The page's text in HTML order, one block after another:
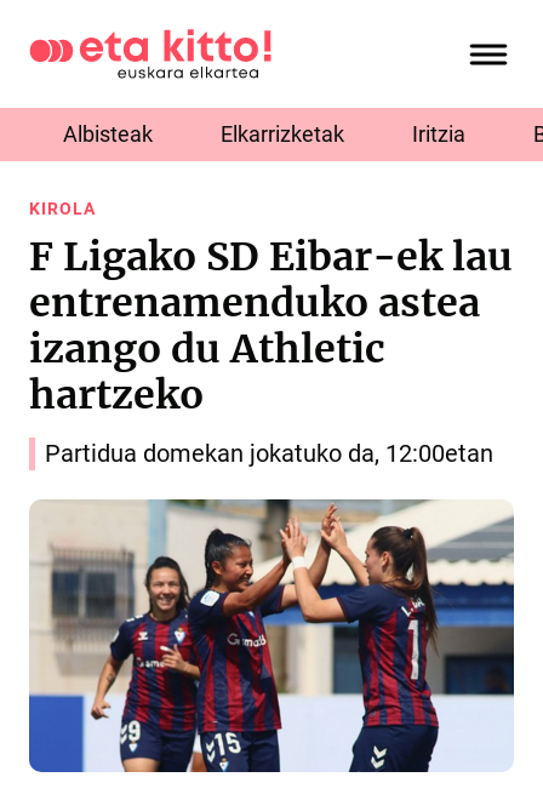
Albisteak Elkarrizketak Iritzia
KIROLA
F Ligako SD Eibar-ek lau
entrenamenduko astea
izango du Athletic
hartzeko
Partidua domekan jokatuko da, 12:00etan